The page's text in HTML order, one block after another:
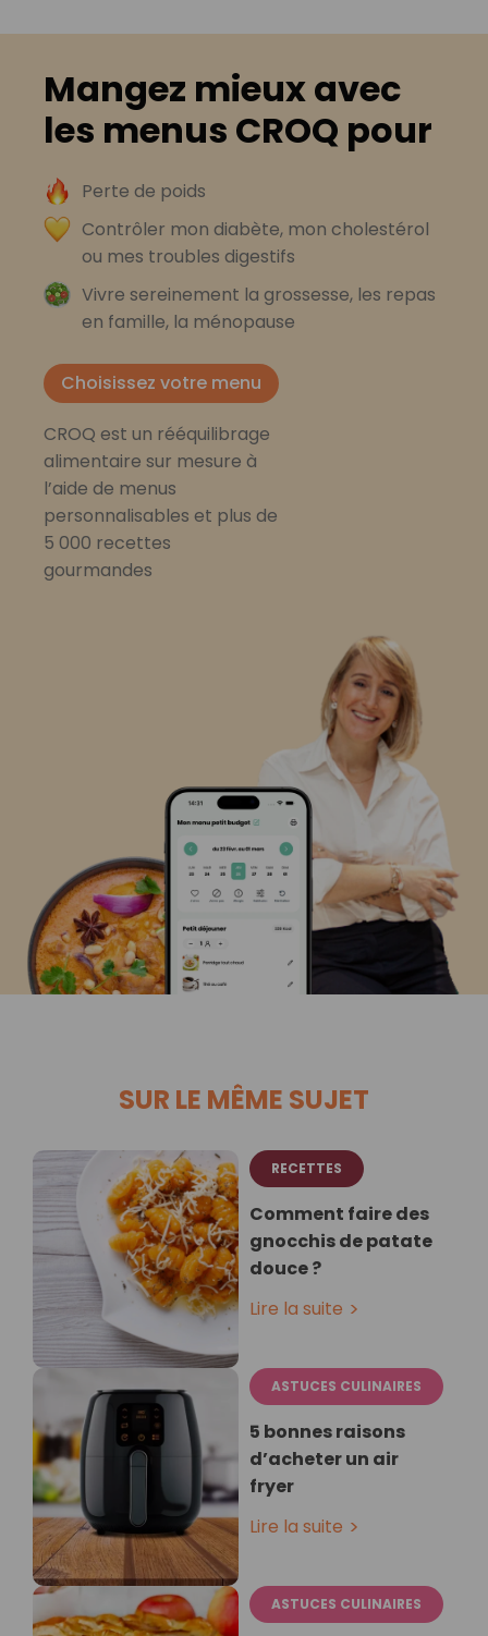
Mangez mieux avec
les menus CROQ pour
Perte de poids
Contrôler mon diabète, mon cholestérol
ou mes troubles digestifs
Vivre sereinement la grossesse, les repas
en famille, la ménopause
Choisissez votre menu
CROQ est un rééquilibrage
alimentaire sur mesure à
l’aide de menus
personnalisables et plus de
5 000 recettes
gourmandes
SUR LE MÊME SUJET
RECETTES
Comment faire des
gnocchis de patate
douce ?
Lire la suite
ASTUCES CULINAIRES
5 bonnes raisons
d’acheter un air
fryer
Lire la suite
ASTUCES CULINAIRES